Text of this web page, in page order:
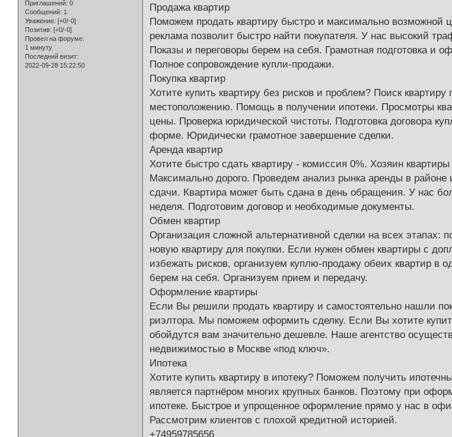
Приглашений: 0
Сообщений: 1
Уважение: [+0/-0]
Позитив: [+0/-0]
Провел на форуме:
1 минуту
Последний визит:
2022-09-28 15:22:50
Продажа квартир
Поможем продать квартиру быстро и максимально возможной
реклама позволит быстро найти покупателя. У нас высокий
Показы и переговоры берем на себя. Грамотная подготовка и
Полное сопровождение купли-продажи.
Покупка квартир
Хотите купить квартиру без рисков и проблем? Поиск
местоположению. Помощь в получении ипотеки. Просмотры
цены. Проверка юридической чистоты. Подготовка договора
форме. Юридически грамотное завершение сделки.
Аренда квартир
Хотите быстро сдать квартиру - комиссия 0%. Хозяин
Максимально дорого. Проведем анализ рынка аренды в
сдачи. Квартира может быть сдана в день обращения. У нас
неделя. Подготовим договор и необходимые документы.
Обмен квартир
Организация сложной альтернативной сделки на всех
новую квартиру для покупки. Если нужен обмен квартиры с
избежать рисков, организуем куплю-продажу обеих квартир
берем на себя. Организуем прием и передачу.
Оформление квартиры
Если Вы решили продать квартиру и самостоятельно нашли
риэлтора. Мы поможем оформить сделку. Если Вы хотите
обойдутся вам значительно дешевле. Наше агентство
недвижимостью в Москве «под ключ».
Ипотека
Хотите купить квартиру в ипотеку? Поможем получить
является партнёром многих крупных банков. Поэтому при
ипотеке. Быстрое и упрощенное оформление прямо у нас в
Рассмотрим клиентов с плохой кредитной историей.
+74959785656